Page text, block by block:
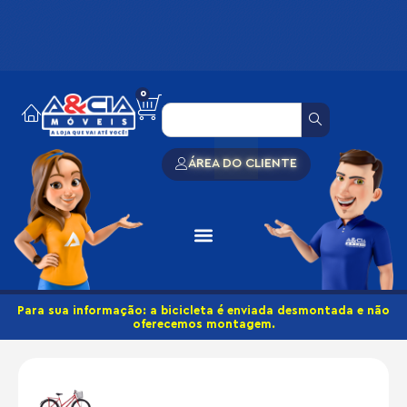
0
ÁREA DO CLIENTE
Para sua informação: a bicicleta é enviada desmontada e não
oferecemos montagem.